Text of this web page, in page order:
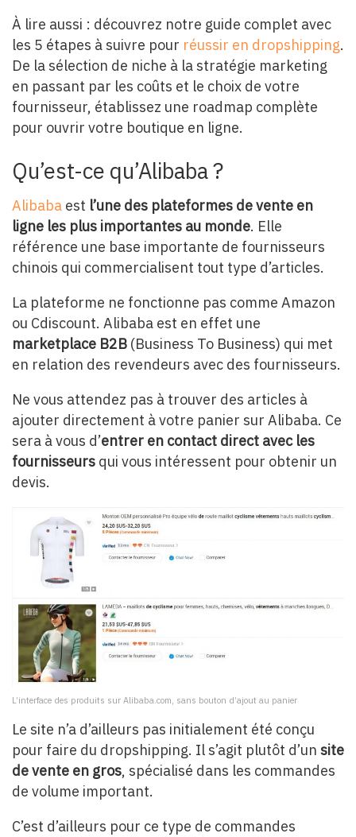
À lire aussi : découvrez notre guide complet avec
les 5 étapes à suivre pour réussir en dropshipping.
De la sélection de niche à la stratégie marketing
en passant par les coûts et le choix de votre
fournisseur, établissez une roadmap complète
pour ouvrir votre boutique en ligne.
Qu’est-ce qu’Alibaba ?
Alibaba est l’une des plateformes de vente en
ligne les plus importantes au monde. Elle
référence une base importante de fournisseurs
chinois qui commercialisent tout type d’articles.
La plateforme ne fonctionne pas comme Amazon
ou Cdiscount. Alibaba est en effet une
marketplace B2B (Business To Business) qui met
en relation des revendeurs avec des fournisseurs.
Ne vous attendez pas à trouver des articles à
ajouter directement à votre panier sur Alibaba. Ce
sera à vous d’entrer en contact direct avec les
fournisseurs qui vous intéressent pour obtenir un
devis.
L’interface des produits sur Alibaba.com, sans bouton d’ajout au panier
Le site n’a d’ailleurs pas initialement été conçu
pour faire du dropshipping. Il s’agit plutôt d’un site
de vente en gros, spécialisé dans les commandes
de volume important.
C’est d’ailleurs pour ce type de commandes